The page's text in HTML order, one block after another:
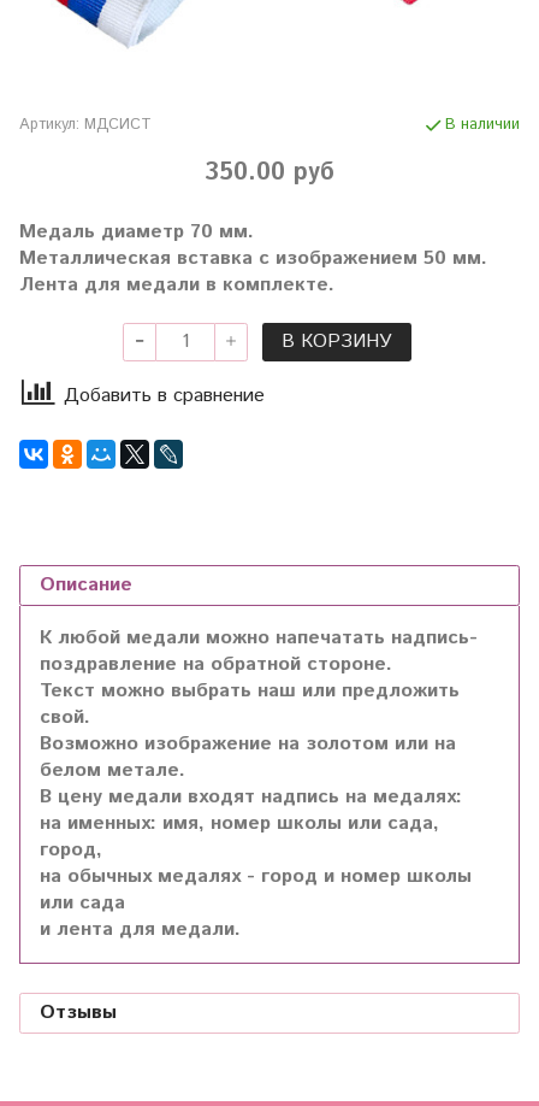
Артикул: МДСИСТ В наличии
350.00 руб
Медаль диаметр 70 мм.
Металлическая вставка с изображением 50 мм.
Лента для медали в комплекте.
В КОРЗИНУ
Добавить в сравнение
Описание
К любой медали можно напечатать надпись-
поздравление на обратной стороне.
Текст можно выбрать наш или предложить
свой.
Возможно изображение на золотом или на
белом метале.
В цену медали входят надпись на медалях:
на именных: имя, номер школы или сада,
город,
на обычных медалях - город и номер школы
или сада
и лента для медали.
Отзывы